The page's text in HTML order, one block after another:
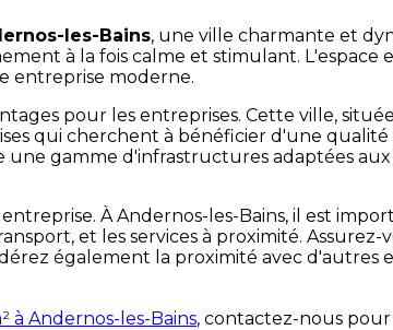
les-Bains, une ville charmante et
à la fois calme et stimulant.
entreprise moderne.
pour les entreprises. Cette ville,
qui cherchent à bénéficier d'une
gamme d'infrastructures adaptées
À Andernos-les-Bains, il est
et les services à proximité.
également la proximité avec d'autres
à Andernos-les-Bains, contactez-nous